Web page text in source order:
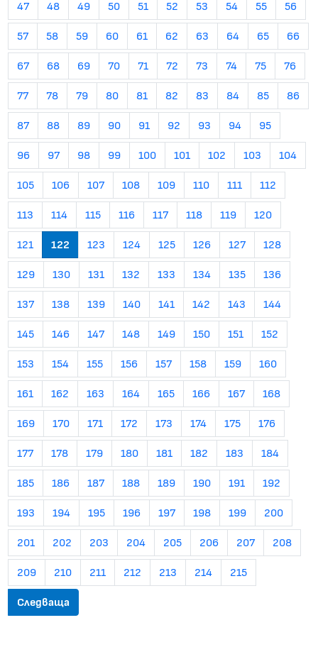
47 48 49 50 51 52 53 54 55 56
57 58 59 60 61 62 63 64 65 66
67 68 69 70 71 72 73 74 75 76
77 78 79 80 81 82 83 84 85 86
87 88 89 90 91 92 93 94 95
96 97 98 99 100 101 102 103 104
105 106 107 108 109 110 111 112
113 114 115 116 117 118 119 120
121 122 123 124 125 126 127 128
129 130 131 132 133 134 135 136
137 138 139 140 141 142 143 144
145 146 147 148 149 150 151 152
153 154 155 156 157 158 159 160
161 162 163 164 165 166 167 168
169 170 171 172 173 174 175 176
177 178 179 180 181 182 183 184
185 186 187 188 189 190 191 192
193 194 195 196 197 198 199 200
201 202 203 204 205 206 207 208
209 210 211 212 213 214 215
Следваща